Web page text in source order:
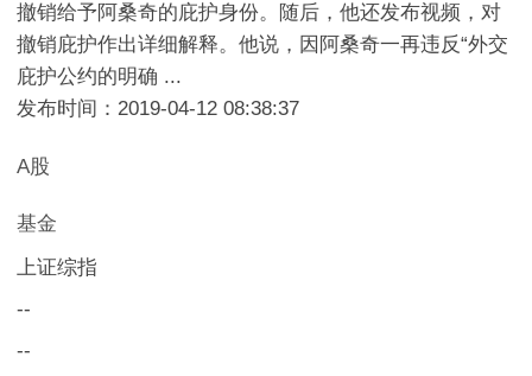
撤销给予阿桑奇的庇护身份。随后，他还发布视频，对
撤销庇护作出详细解释。他说，因阿桑奇一再违反“外交
庇护公约的明确 ...
发布时间：2019-04-12 08:38:37
A股
基金
上证综指
--
--